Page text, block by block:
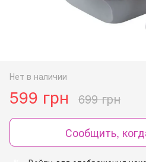
Нет в наличии
599 грн 699 грн
Сообщить,